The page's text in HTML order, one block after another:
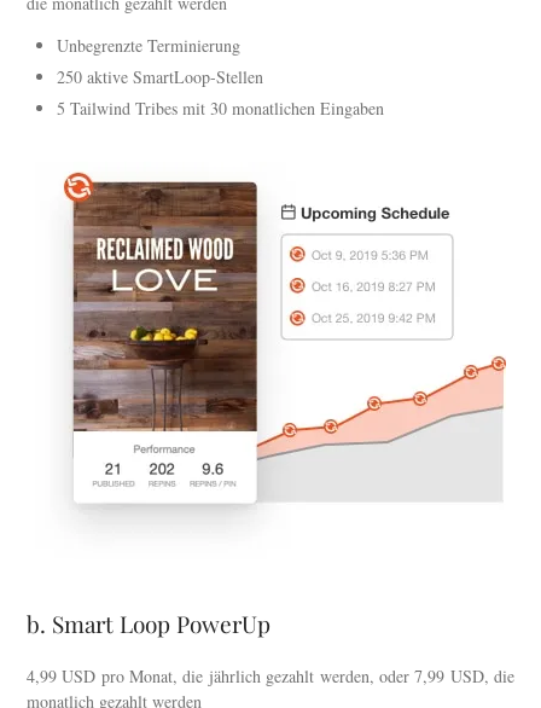
Unbegrenzte Terminierung
250 aktive SmartLoop-Stellen
5 Tailwind Tribes mit 30 monatlichen Eingaben
b. Smart Loop PowerUp
4,99 USD pro Monat, die jährlich gezahlt werden, oder 7,99 USD, die
monatlich gezahlt werden